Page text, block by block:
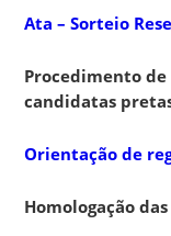
Ata – Sorteio
Procedimento
candidatas
Orientação de
Homologação